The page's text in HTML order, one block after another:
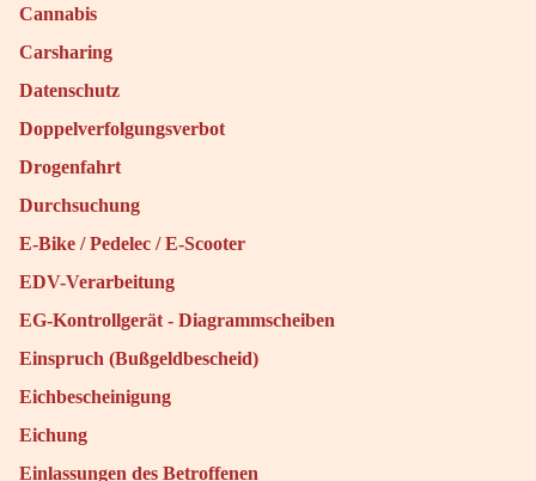
Cannabis
Carsharing
Datenschutz
Doppelverfolgungsverbot
Drogenfahrt
Durchsuchung
E-Bike / Pedelec / E-Scooter
EDV-Verarbeitung
EG-Kontrollgerät - Diagrammscheiben
Einspruch (Bußgeldbescheid)
Eichbescheinigung
Eichung
Einlassungen des Betroffenen